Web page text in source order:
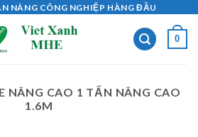
NÂNG CÔNG NGHIỆP HÀNG ĐẦU
0
NÂNG CAO 1 TẤN NÂNG CAO
1.6M